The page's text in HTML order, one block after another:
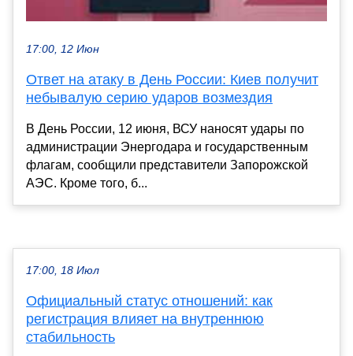
17:00, 12 Июн
Ответ на атаку в День России: Киев получит
небывалую серию ударов возмездия
В День России, 12 июня, ВСУ наносят удары по
администрации Энергодара и государственным
флагам, сообщили представители Запорожской
АЭС. Кроме того, б...
17:00, 18 Июл
Официальный статус отношений: как
регистрация влияет на внутреннюю
стабильность